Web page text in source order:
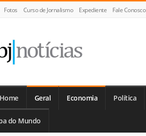
Fotos Curso de Jornalismo Expediente Fale Conosco
Home Geral Economia Política
do Mundo